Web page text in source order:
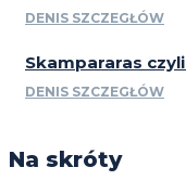
DENIS SZCZEGŁÓW
Skampararas
DENIS SZCZEGŁÓW
Na skróty